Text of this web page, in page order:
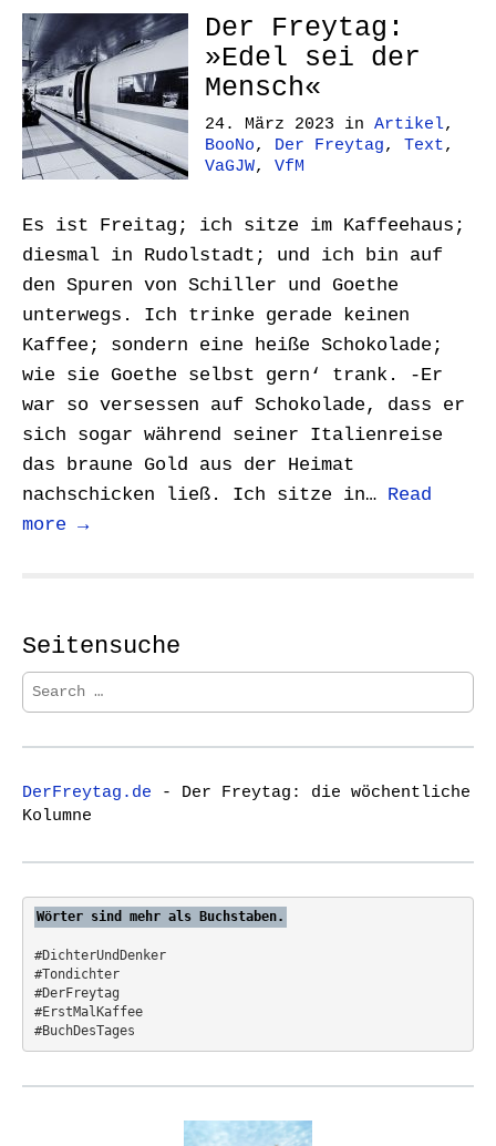
Der Freytag:
»Edel sei der
Mensch«
24. März 2023 in Artikel,
BooNo, Der Freytag, Text,
VaGJW, VfM
Es ist Freitag; ich sitze im Kaffeehaus;
diesmal in Rudolstadt; und ich bin auf
den Spuren von Schiller und Goethe
unterwegs. Ich trinke gerade keinen
Kaffee; sondern eine heiße Schokolade;
wie sie Goethe selbst gern‘ trank. -Er
war so versessen auf Schokolade, dass er
sich sogar während seiner Italienreise
das braune Gold aus der Heimat
nachschicken ließ. Ich sitze in… Read
more →
Seitensuche
S
e
r
h
f
r
DerFreytag.de - Der Freytag: die wöchentliche
Kolumne
Wörter sind mehr als Buchstaben.
#DichterUndDenker
#Tondichter
#DerFreytag
#ErstMalKaffee
#BuchDesTages